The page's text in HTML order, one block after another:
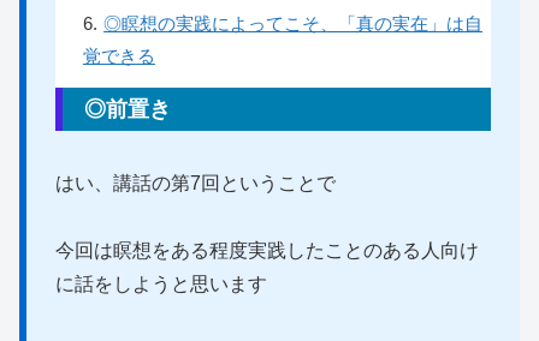
6. ◎瞑想の実践によってこそ、「真の実在」は自
覚できる
◎前置き
はい、講話の第7回ということで
今回は瞑想をある程度実践したことのある人向け
に話をしようと思います